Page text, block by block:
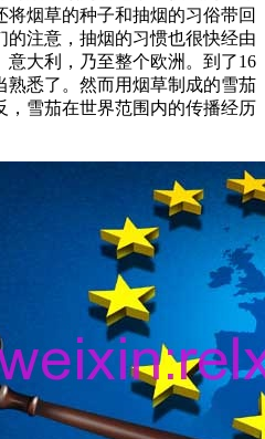
烟草的种子和抽烟的习俗带回
的注意，抽烟的习惯也很快经由
大利，乃至整个欧洲。到了16
熟悉了。然而用烟草制成的雪茄
，雪茄在世界范围内的传播经历